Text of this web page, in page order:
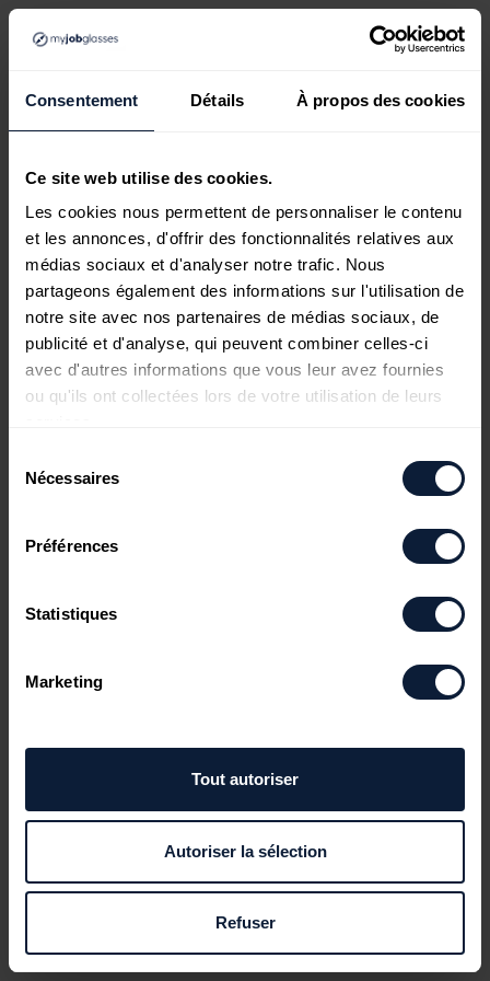
Consentement Détails À propos des cookies
Ce site web utilise des cookies.
Les cookies nous permettent de personnaliser le contenu
et les annonces, d'offrir des fonctionnalités relatives aux
médias sociaux et d'analyser notre trafic. Nous
partageons également des informations sur l'utilisation de
notre site avec nos partenaires de médias sociaux, de
publicité et d'analyse, qui peuvent combiner celles-ci
avec d'autres informations que vous leur avez fournies
ou qu'ils ont collectées lors de votre utilisation de leurs
Nécessaires
Préférences
Statistiques
Marketing
Tout autoriser
Autoriser la sélection
Refuser